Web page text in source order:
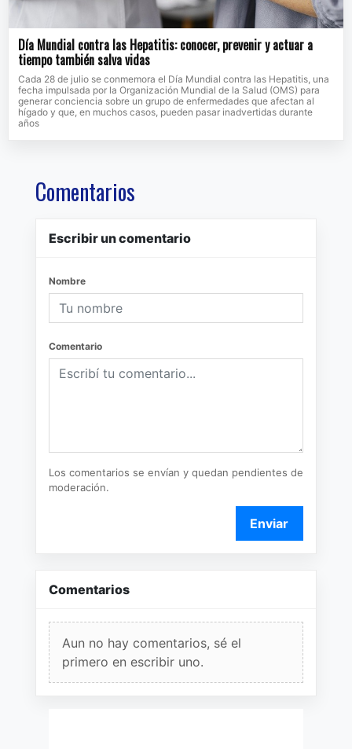
Día Mundial contra las Hepatitis: conocer, prevenir y actuar a
tiempo también salva vidas
Cada 28 de julio se conmemora el Día Mundial contra las Hepatitis, una
fecha impulsada por la Organización Mundial de la Salud (OMS) para
generar conciencia sobre un grupo de enfermedades que afectan al
hígado y que, en muchos casos, pueden pasar inadvertidas durante
años
Comentarios
Escribir un comentario
Nombre
Comentario
Los comentarios se envían y quedan pendientes de
moderación.
Enviar
Comentarios
Aun no hay comentarios, sé el
primero en escribir uno.